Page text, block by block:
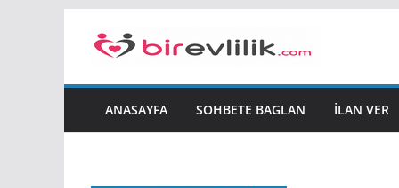
ANASAYFA SOHBETE BAGLAN İLAN VER